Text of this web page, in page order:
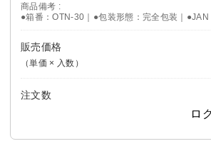
商品備考
●箱番：OTN-30｜●包装形態：完全包装｜
販売価格
（単価 × 入数）
注文数
ロ